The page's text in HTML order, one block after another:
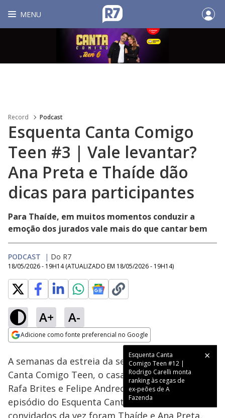
MENU
Record Podcast
Esquenta Canta Comigo
Teen #3 | Vale levantar?
Ana Preta e Thaíde dão
dicas para participantes
Para Thaíde, em muitos momentos conduzir a
emoção dos jurados vale mais do que cantar bem
PODCAST | Do R7
18/05/2026 - 19H14 (ATUALIZADO EM 18/05/2026 - 19H14)
A+ A-
Adicione como fonte preferencial no Google
Esquenta Canta
Comigo Teen #12 |
Rodrigo Carelli monta
ranking às cegas de
ex-peões de A
Fazenda
Ativar
Loaded:
4.05%
A semanas da estreia da sexta temporada do
Canta Comigo Teen, o casal de apresentadores
Rafa Brites e Felipe Andreoli comanda mais um
episódio do Esquenta Canta Comigo Teen. Os
convidados da vez foram Thaíde e Ana Preta,